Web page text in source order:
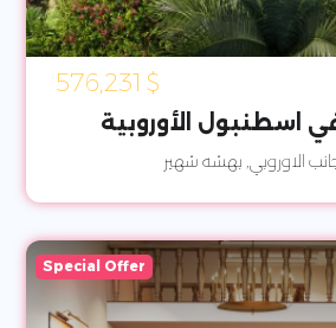
$
اسطنبول الأوروبية
الاوروبي, بهشه شهير
Special Offer